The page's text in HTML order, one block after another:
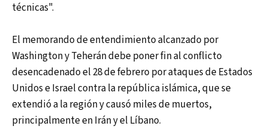
técnicas".
El memorando de entendimiento alcanzado por
Washington y Teherán debe poner fin al conflicto
desencadenado el 28 de febrero por ataques de Estados
Unidos e Israel contra la república islámica, que se
extendió a la región y causó miles de muertos,
principalmente en Irán y el Líbano.